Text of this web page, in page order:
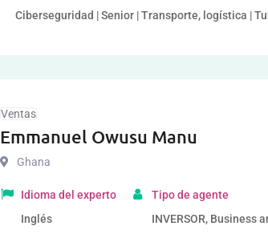
Ciberseguridad | Senior | Transporte, logística |
Ventas
Emmanuel Owusu Manu
Ghana
Idioma del experto
Inglés
Tipo de agente
INVERSOR, Business